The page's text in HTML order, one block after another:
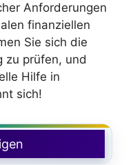
Anforderungen
finanziellen
Sie sich die
zu prüfen, und
Hilfe in
sich!